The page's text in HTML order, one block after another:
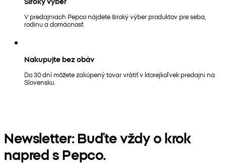
V predajniach Pepco nájdete široký výber produktov pre seba,
rodinu a domácnosť.
Nakupujte bez obáv
Do 30 dní môžete zakúpený tovar vrátiť v ktorejkoľvek predajni na
Slovensku.
Newsletter: Buďte vždy o krok
napred s Pepco.